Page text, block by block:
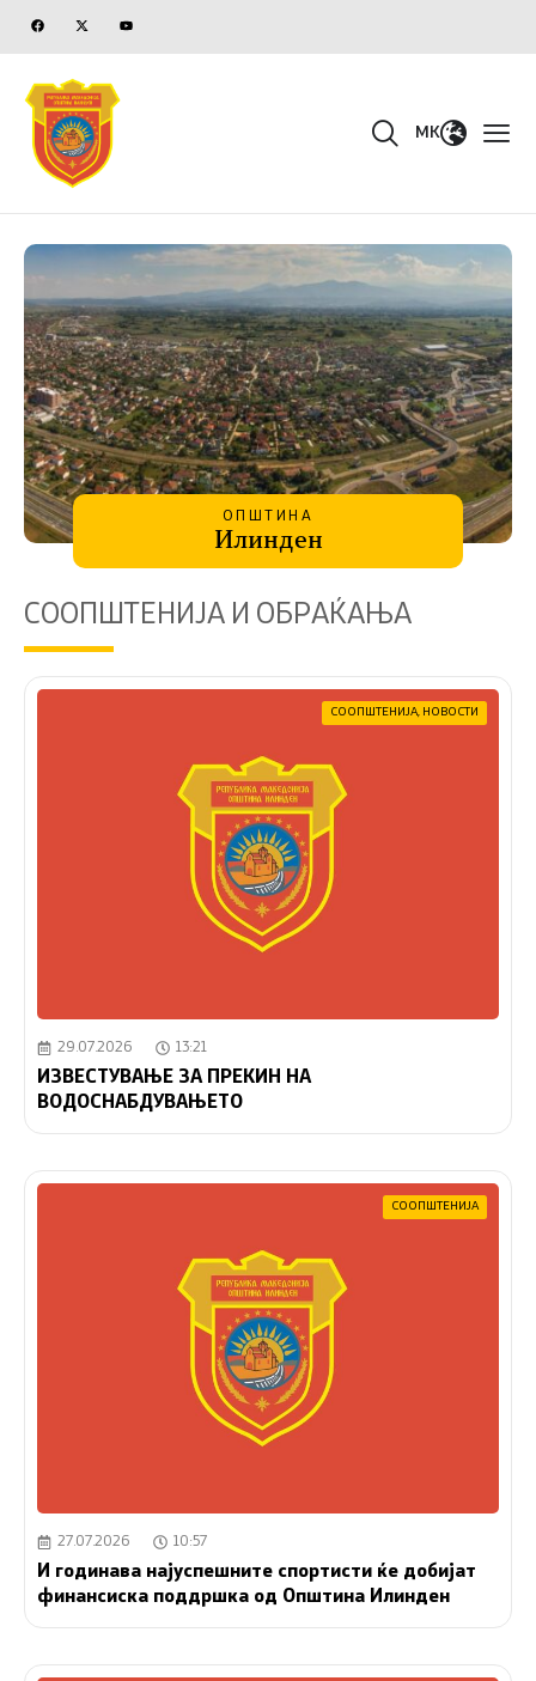
MK
ОПШТИНА
Илинден
СООПШТЕНИЈА И ОБРАЌАЊА
СООПШТЕНИЈА, НОВОСТИ
29.07.2026 13:21
ИЗВЕСТУВАЊЕ ЗА ПРЕКИН НА
ВОДОСНАБДУВАЊЕТО
СООПШТЕНИЈА
27.07.2026 10:57
И годинава најуспешните спортисти ќе добијат
финансиска поддршка од Општина Илинден